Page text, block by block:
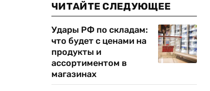
ЧИТАЙТЕ СЛЕДУЮЩЕЕ
Удары РФ по складам:
что будет с ценами на
продукты и
ассортиментом в
магазинах